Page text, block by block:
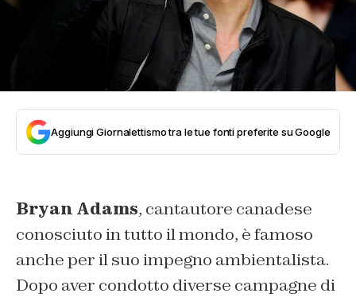
Aggiungi Giornalettismo tra le tue fonti preferite su Google
Bryan Adams, cantautore canadese
conosciuto in tutto il mondo, è famoso
anche per il suo impegno ambientalista.
Dopo aver condotto diverse campagne di